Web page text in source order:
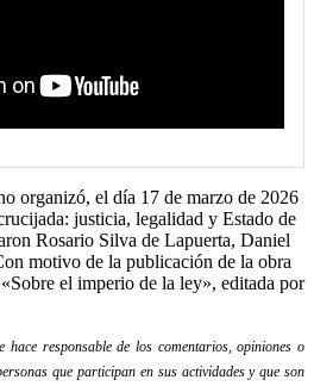
organizó, el día 17 de marzo de 2026
justicia, legalidad y Estado de
Rosario Silva de Lapuerta, Daniel
motivo de la publicación de la obra
el imperio de la ley», editada por
responsable de los comentarios, opiniones o
que participan en sus actividades y que son